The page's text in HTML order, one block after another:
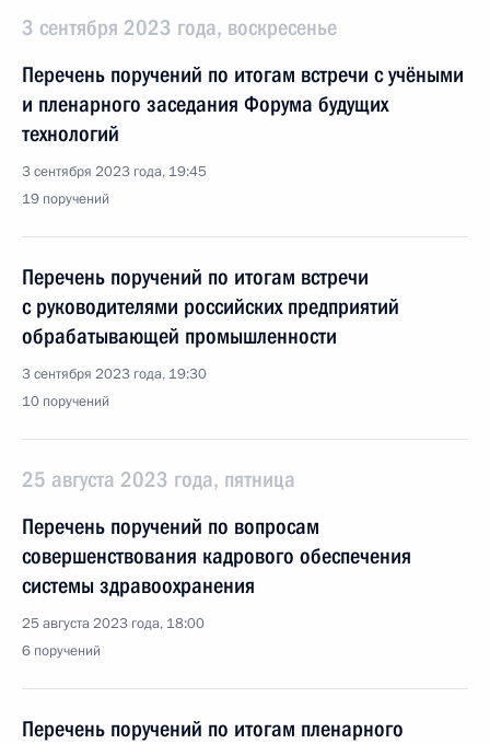
3 сентября 2023 года, воскресенье
Перечень поручений по итогам встречи с учёными
и пленарного заседания Форума будущих
технологий
3 сентября 2023 года, 19:45
19 поручений
Перечень поручений по итогам встречи
с руководителями российских предприятий
обрабатывающей промышленности
3 сентября 2023 года, 19:30
10 поручений
25 августа 2023 года, пятница
Перечень поручений по вопросам
совершенствования кадрового обеспечения
системы здравоохранения
25 августа 2023 года, 18:00
6 поручений
Перечень поручений по итогам пленарного